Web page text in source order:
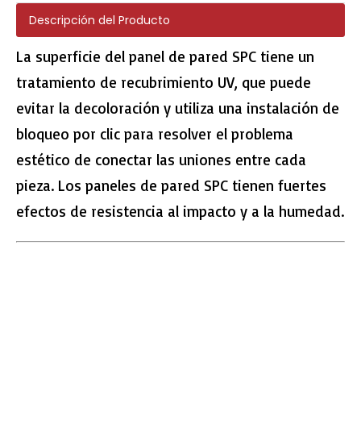
807-13 EIR Surface Plank SPC Pisos 261-16 EIR Surface SPC Tiles
Descripción del Producto
La superficie del panel de pared SPC tiene un
tratamiento de recubrimiento UV, que puede
evitar la decoloración y utiliza una instalación de
bloqueo por clic para resolver el problema
estético de conectar las uniones entre cada
pieza. Los paneles de pared SPC tienen fuertes
efectos de resistencia al impacto y a la humedad.